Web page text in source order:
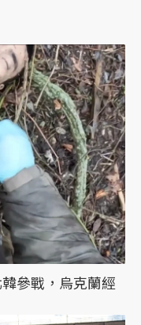
參戰，烏克蘭經